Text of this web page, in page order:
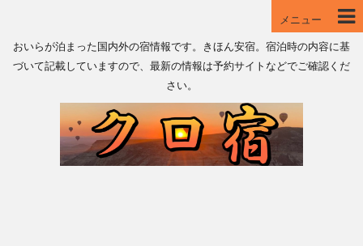
メニュー
おいらが泊まった国内外の宿情報です。きほん安宿。宿泊時の内容に基
づいて記載していますので、最新の情報は予約サイトなどでご確認くだ
さい。